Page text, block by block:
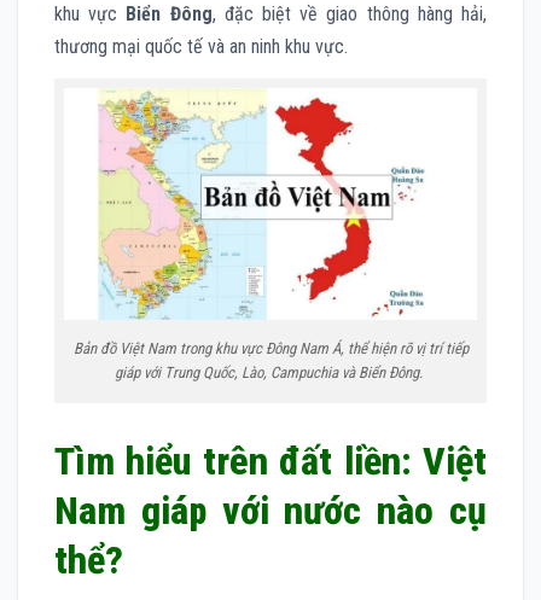
khu vực Biển Đông, đặc biệt về giao thông hàng hải,
thương mại quốc tế và an ninh khu vực.
Bản đồ Việt Nam trong khu vực Đông Nam Á, thể hiện rõ vị trí tiếp
giáp với Trung Quốc, Lào, Campuchia và Biển Đông.
Tìm hiểu trên đất liền: Việt
Nam giáp với nước nào cụ
thể?